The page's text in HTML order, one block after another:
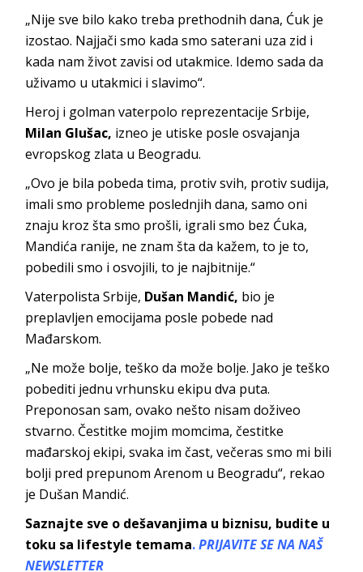
„Nije sve bilo kako treba prethodnih dana, Ćuk je
izostao. Najjači smo kada smo saterani uza zid i
kada nam život zavisi od utakmice. Idemo sada da
uživamo u utakmici i slavimo“.
Heroj i golman vaterpolo reprezentacije Srbije,
Milan Glušac, izneo je utiske posle osvajanja
evropskog zlata u Beogradu.
„Ovo je bila pobeda tima, protiv svih, protiv sudija,
imali smo probleme poslednjih dana, samo oni
znaju kroz šta smo prošli, igrali smo bez Ćuka,
Mandića ranije, ne znam šta da kažem, to je to,
pobedili smo i osvojili, to je najbitnije.“
Vaterpolista Srbije, Dušan Mandić, bio je
preplavljen emocijama posle pobede nad
Mađarskom.
„Ne može bolje, teško da može bolje. Jako je teško
pobediti jednu vrhunsku ekipu dva puta.
Preponosan sam, ovako nešto nisam doživeo
stvarno. Čestitke mojim momcima, čestitke
mađarskoj ekipi, svaka im čast, večeras smo mi bili
bolji pred prepunom Arenom u Beogradu“, rekao
je Dušan Mandić.
Saznajte sve o dešavanjima u biznisu, budite u
toku sa lifestyle temama.PRIJAVITE SE NA NAŠ
NEWSLETTER